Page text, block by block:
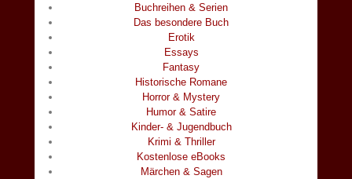
Buchreihen & Serien
Das besondere Buch
Erotik
Essays
Fantasy
Historische Romane
Horror & Mystery
Humor & Satire
Kinder- & Jugendbuch
Krimi & Thriller
Kostenlose eBooks
Märchen & Sagen